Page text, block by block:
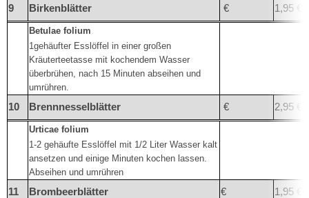
9 Birkenblätter € 1,95 €
Betulae folium
1gehäufter Esslöffel in einer großen
Kräuterteetasse mit kochendem Wasser
überbrühen, nach 15 Minuten abseihen und
umrühren.
10 Brennnesselblätter € 2,95 €
Urticae folium
1-2 gehäufte Esslöffel mit 1/2 Liter Wasser kalt
ansetzen und einige Minuten kochen lassen.
Abseihen und umrühren
11 Brombeerblätter € 1,95 €